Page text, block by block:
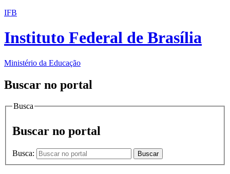
IFB
Instituto Federal de Brasília
Ministério da Educação
Buscar no portal
Busca
Buscar no portal
Busca: Buscar